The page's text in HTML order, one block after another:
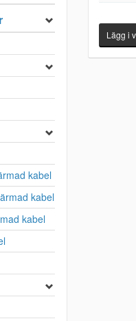
kabel
kabel
kabel